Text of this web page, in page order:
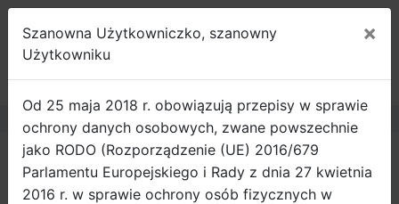
GDAŃSK
Strona główna Projekty
NEDAM (EIT Urban Mobility)
Szanowna Użytkowniczko, szanowny
Użytkowniku
×
Od 25 maja 2018 r. obowiązują przepisy w sprawie
ochrony danych osobowych, zwane powszechnie
jako RODO (Rozporządzenie (UE) 2016/679
Parlamentu Europejskiego i Rady z dnia 27 kwietnia
2016 r. w sprawie ochrony osób fizycznych w